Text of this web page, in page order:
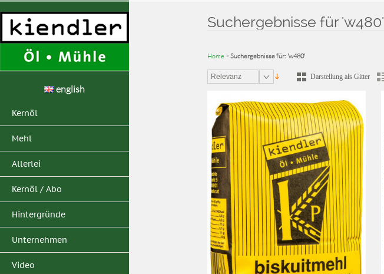
english
Kernöl
Mehl
Allerlei
Kernöl / Abo
Hintergründe
Unternehmen
Video
Suchergebnisse für 'w480'
Home > Suchergebnisse für: 'w480'
Relevanz Darstellung als Gitter